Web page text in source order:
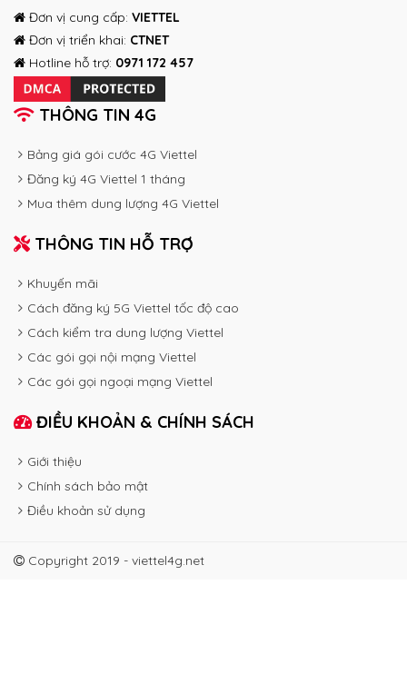
Đơn vị cung cấp: VIETTEL
Đơn vị triển khai: CTNET
Hotline hỗ trợ: 0971 172 457
THÔNG TIN 4G
Bảng giá gói cước 4G Viettel
Đăng ký 4G Viettel 1 tháng
Mua thêm dung lượng 4G Viettel
THÔNG TIN HỖ TRỢ
Khuyến mãi
Cách đăng ký 5G Viettel tốc độ cao
Cách kiểm tra dung lượng Viettel
Các gói gọi nội mạng Viettel
Các gói gọi ngoại mạng Viettel
ĐIỀU KHOẢN & CHÍNH SÁCH
Giới thiệu
Chính sách bảo mật
Điều khoản sử dụng
Copyright 2019 - viettel4g.net